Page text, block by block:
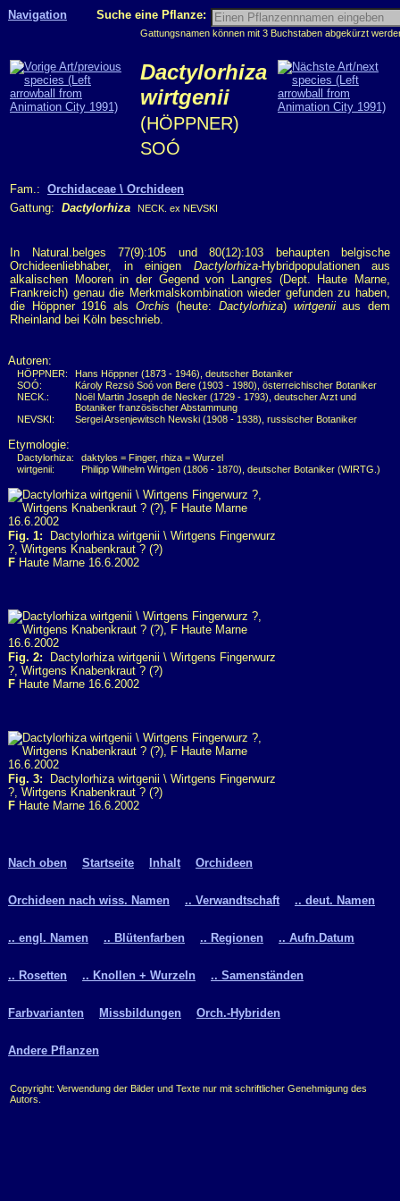
Navigation Suche eine Pflanze:
Gattungsnamen können mit 3 Buchstaben abgekürzt
Dactylorhiza
wirtgenii
(HÖPPNER)
SOÓ
Fam.: Orchidaceae \ Orchideen
Gattung: Dactylorhiza NECK. ex NEVSKI
In Natural.belges 77(9):105 und 80(12):103 behaupten belgische
Orchideenliebhaber, in einigen Dactylorhiza-Hybridpopulationen aus
alkalischen Mooren in der Gegend von Langres (Dept. Haute Marne,
Frankreich) genau die Merkmalskombination wieder gefunden zu haben,
die Höppner 1916 als Orchis (heute:Dactylorhiza) wirtgeniiaus dem
Rheinland bei Köln beschrieb.
Autoren:
HÖPPNER:
Hans Höppner (1873 - 1946), deutscher Botaniker
SOÓ:
Károly Rezsö Soó von Bere (1903 - 1980), österreichischer Botaniker
NECK.:
Noël Martin Joseph de Necker (1729 - 1793), deutscher Arzt und
Botaniker französischer Abstammung
NEVSKI:
Sergei Arsenjewitsch Newski (1908 - 1938), russischer Botaniker
Etymologie:
Dactylorhiza:
daktylos = Finger, rhiza = Wurzel
wirtgenii:
Philipp Wilhelm Wirtgen (1806 - 1870), deutscher Botaniker (WIRTG.)
Fig. 1: Dactylorhiza wirtgenii \ Wirtgens Fingerwurz
?, Wirtgens Knabenkraut ? (?)
F Haute Marne 16.6.2002
Fig. 2: Dactylorhiza wirtgenii \ Wirtgens Fingerwurz
?, Wirtgens Knabenkraut ? (?)
F Haute Marne 16.6.2002
Fig. 3: Dactylorhiza wirtgenii \ Wirtgens Fingerwurz
?, Wirtgens Knabenkraut ? (?)
F Haute Marne 16.6.2002
Nach oben Startseite Inhalt Orchideen
Orchideen nach wiss. Namen .. Verwandtschaft .. deut. Namen
.. engl. Namen .. Blütenfarben .. Regionen .. Aufn.Datum
.. Rosetten .. Knollen + Wurzeln .. Samenständen
Farbvarianten Missbildungen Orch.-Hybriden
Andere Pflanzen
Copyright: Verwendung der Bilder und Texte nur mit schriftlicher Genehmigung des
Autors.